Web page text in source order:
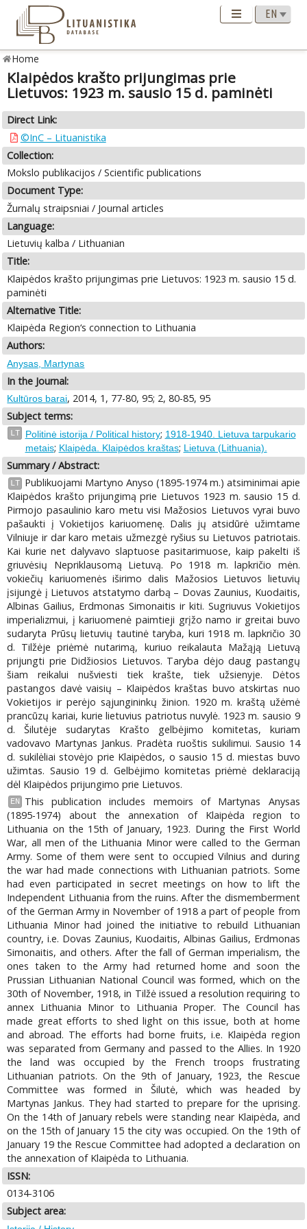
Home
Klaipėdos krašto prijungimas prie
Lietuvos: 1923 m. sausio 15 d. paminėti
Direct Link:
©InC – Lituanistika
Collection:
Mokslo publikacijos / Scientific publications
Document Type:
Žurnalų straipsniai / Journal articles
Language:
Lietuvių kalba / Lithuanian
Title:
Klaipėdos krašto prijungimas prie Lietuvos: 1923 m. sausio 15 d.
paminėti
Alternative Title:
Klaipėda Region‘s connection to Lithuania
Authors:
Anysas, Martynas
In the Journal:
Kultūros barai, 2014, 1, 77-80, 95; 2, 80-85, 95
Subject terms:
LT Politinė istorija / Political history; 1918-1940. Lietuva tarpukario
metais; Klaipėda. Klaipėdos kraštas; Lietuva (Lithuania).
Summary / Abstract:
LT
Publikuojami Martyno Anyso (1895-1974 m.) atsiminimai apie
Klaipėdos krašto prijungimą prie Lietuvos 1923 m. sausio 15 d.
Pirmojo pasaulinio karo metu visi Mažosios Lietuvos vyrai buvo
pašaukti į Vokietijos kariuomenę. Dalis jų atsidūrė užimtame
Vilniuje ir dar karo metais užmezgė ryšius su Lietuvos patriotais.
Kai kurie net dalyvavo slaptuose pasitarimuose, kaip pakelti iš
griuvėsių Nepriklausomą Lietuvą. Po 1918 m. lapkričio mėn.
vokiečių kariuomenės iširimo dalis Mažosios Lietuvos lietuvių
įsijungė į Lietuvos atstatymo darbą – Dovas Zaunius, Kuodaitis,
Albinas Gailius, Erdmonas Simonaitis ir kiti. Sugriuvus Vokietijos
imperializmui, į kariuomenė paimtieji grįžo namo ir greitai buvo
sudaryta Prūsų lietuvių tautinė taryba, kuri 1918 m. lapkričio 30
d. Tilžėje priėmė nutarimą, kuriuo reikalauta Mažąją Lietuvą
prijungti prie Didžiosios Lietuvos. Taryba dėjo daug pastangų
šiam reikalui nušviesti tiek krašte, tiek užsienyje. Dėtos
pastangos davė vaisių – Klaipėdos kraštas buvo atskirtas nuo
Vokietijos ir perėjo sąjungininkų žinion. 1920 m. kraštą užėmė
prancūzų kariai, kurie lietuvius patriotus nuvylė. 1923 m. sausio 9
d. Šilutėje sudarytas Krašto gelbėjimo komitetas, kuriam
vadovavo Martynas Jankus. Pradėta ruoštis sukilimui. Sausio 14
d. sukilėliai stovėjo prie Klaipėdos, o sausio 15 d. miestas buvo
užimtas. Sausio 19 d. Gelbėjimo komitetas priėmė deklaraciją
dėl Klaipėdos prijungimo prie Lietuvos.
EN
This publication includes memoirs of Martynas Anysas
(1895-1974) about the annexation of Klaipėda region to
Lithuania on the 15th of January, 1923. During the First World
War, all men of the Lithuania Minor were called to the German
Army. Some of them were sent to occupied Vilnius and during
the war had made connections with Lithuanian patriots. Some
had even participated in secret meetings on how to lift the
Independent Lithuania from the ruins. After the dismemberment
of the German Army in November of 1918 a part of people from
Lithuania Minor had joined the initiative to rebuild Lithuanian
country, i.e. Dovas Zaunius, Kuodaitis, Albinas Gailius, Erdmonas
Simonaitis, and others. After the fall of German imperialism, the
ones taken to the Army had returned home and soon the
Prussian Lithuanian National Council was formed, which on the
30th of November, 1918, in Tilžė issued a resolution requiring to
annex Lithuania Minor to Lithuania Proper. The Council has
made great efforts to shed light on this issue, both at home
and abroad. The efforts had borne fruits, i.e. Klaipėda region
was separated from Germany and passed to the Allies. In 1920
the land was occupied by the French troops frustrating
Lithuanian patriots. On the 9th of January, 1923, the Rescue
Committee was formed in Šilutė, which was headed by
Martynas Jankus. They had started to prepare for the uprising.
On the 14th of January rebels were standing near Klaipėda, and
on the 15th of January 15 the city was occupied. On the 19th of
January 19 the Rescue Committee had adopted a declaration on
the annexation of Klaipėda to Lithuania.
ISSN:
0134-3106
Subject area: